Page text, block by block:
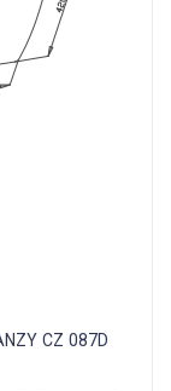
CZ 087D